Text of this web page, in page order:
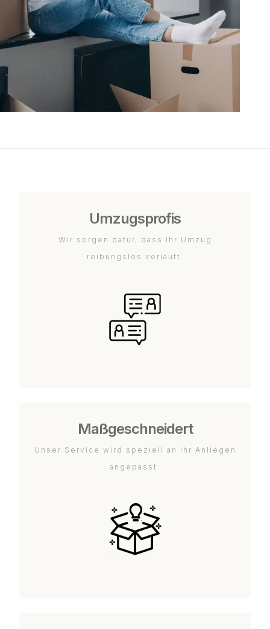
Umzugsprofis
Wir sorgen dafür, dass Ihr Umzug
reibungslos verläuft.
Maßgeschneidert
Unser Service wird speziell an Ihr Anliegen
angepasst.